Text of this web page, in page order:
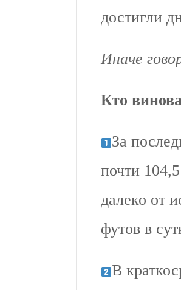
достигли
Иначе
Кто
За
почти
далеко от
футов в
В